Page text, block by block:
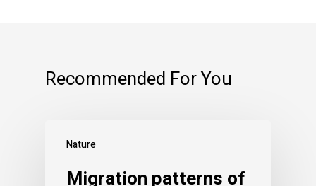
Recommended For You
Nature
Migration patterns of